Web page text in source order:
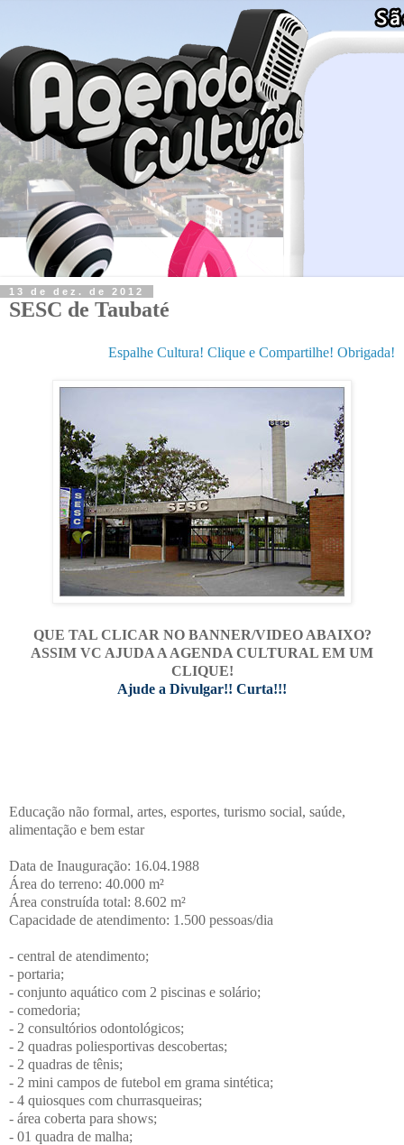
13 de dez. de 2012
SESC de Taubaté
Espalhe Cultura! Clique e Compartilhe! Obrigada!
QUE TAL CLICAR NO BANNER/VIDEO ABAIXO?
ASSIM VC AJUDA A AGENDA CULTURAL EM UM
CLIQUE!
Ajude a Divulgar!! Curta!!!
Educação não formal, artes, esportes, turismo social, saúde,
alimentação e bem estar
Data de Inauguração: 16.04.1988
Área do terreno: 40.000 m²
Área construída total: 8.602 m²
Capacidade de atendimento: 1.500 pessoas/dia
- central de atendimento;
- portaria;
- conjunto aquático com 2 piscinas e solário;
- comedoria;
- 2 consultórios odontológicos;
- 2 quadras poliesportivas descobertas;
- 2 quadras de tênis;
- 2 mini campos de futebol em grama sintética;
- 4 quiosques com churrasqueiras;
- área coberta para shows;
- 01 quadra de malha;